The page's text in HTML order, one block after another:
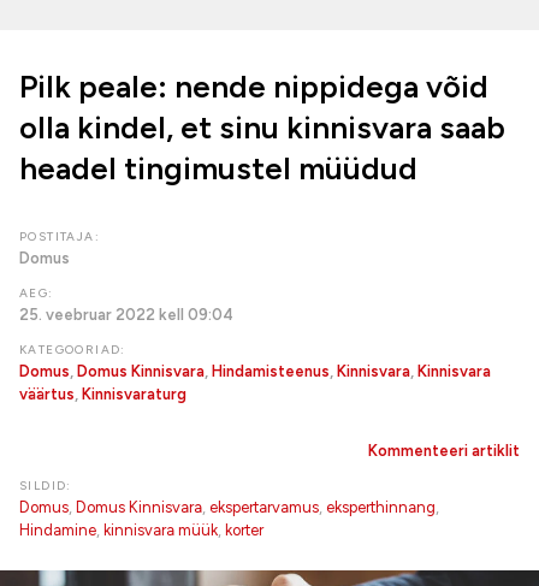
Pilk peale: nende nippidega võid
olla kindel, et sinu kinnisvara saab
headel tingimustel müüdud
POSTITAJA:
Domus
AEG:
25. veebruar 2022 kell 09:04
KATEGOORIAD:
Domus, Domus Kinnisvara, Hindamisteenus, Kinnisvara, Kinnisvara
väärtus, Kinnisvaraturg
Kommenteeri artiklit
SILDID:
Domus, Domus Kinnisvara, ekspertarvamus, eksperthinnang,
Hindamine, kinnisvara müük, korter